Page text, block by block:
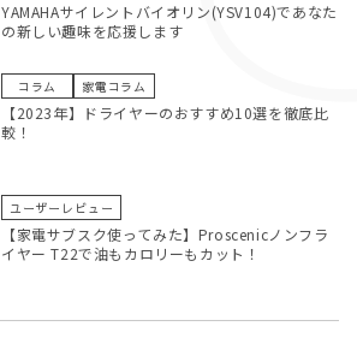
YAMAHAサイレントバイオリン(YSV104)であなた
の新しい趣味を応援します
コラム 家電コラム
【2023年】ドライヤーのおすすめ10選を徹底比
較！
ユーザーレビュー
【家電サブスク使ってみた】Proscenicノンフラ
イヤー T22で油もカロリーもカット！